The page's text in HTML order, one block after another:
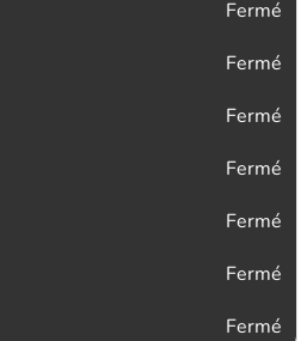
Fermé
Fermé
Fermé
Fermé
Fermé
Fermé
Fermé